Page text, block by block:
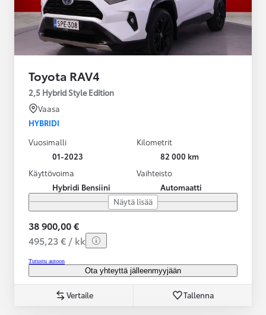
Toyota RAV4
2,5 Hybrid Style Edition
Vaasa
HYBRIDI
Vuosimalli
01-2023
Kilometrit
82 000 km
Käyttövoima
Hybridi Bensiini
Vaihteisto
Automaatti
Näytä lisää
38 900,00 €
495,23 € / kk
Tutustu autoon
Ota yhteyttä jälleenmyyjään
Vertaile Tallenna